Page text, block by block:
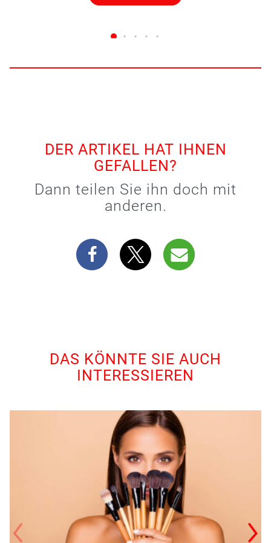
DER ARTIKEL HAT IHNEN
GEFALLEN?
Dann teilen Sie ihn doch mit
anderen.
DAS KÖNNTE SIE AUCH
INTERESSIEREN